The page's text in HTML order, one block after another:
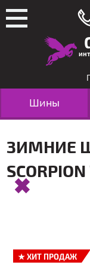
Шины
ЗИМНИЕ
★ХИТ ПРОДАЖ